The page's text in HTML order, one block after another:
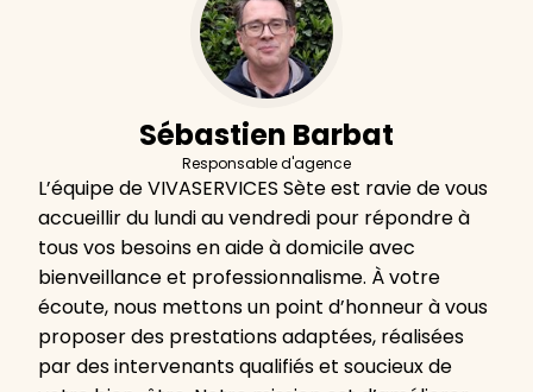
Sébastien Barbat
Responsable d'agence
L’équipe de VIVASERVICES Sète est ravie de vous
accueillir du lundi au vendredi pour répondre à
tous vos besoins en aide à domicile avec
bienveillance et professionnalisme. À votre
écoute, nous mettons un point d’honneur à vous
proposer des prestations adaptées, réalisées
par des intervenants qualifiés et soucieux de